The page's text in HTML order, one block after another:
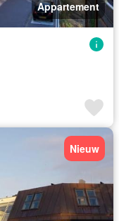
Appartement
Nieuw